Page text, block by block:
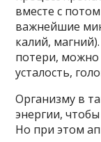
вместе с
важнейшие
калий,
потери, можно
усталость,
Организму в
энергии,
Но при этом